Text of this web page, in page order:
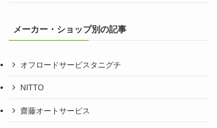
メーカー・ショップ別の記事
オフロードサービスタニグチ
NITTO
齋藤オートサービス